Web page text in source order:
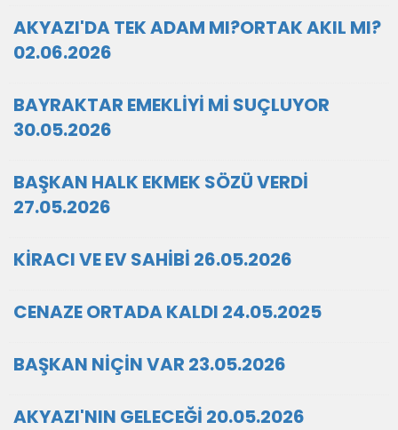
AKYAZI'DA TEK ADAM MI?ORTAK AKIL MI?
02.06.2026
BAYRAKTAR EMEKLİYİ Mİ SUÇLUYOR
30.05.2026
BAŞKAN HALK EKMEK SÖZÜ VERDİ
27.05.2026
KİRACI VE EV SAHİBİ 26.05.2026
CENAZE ORTADA KALDI 24.05.2025
BAŞKAN NİÇİN VAR 23.05.2026
AKYAZI'NIN GELECEĞİ 20.05.2026